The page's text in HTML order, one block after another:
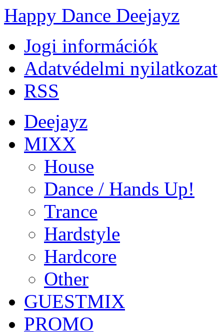
Happy Dance Deejayz
Jogi információk
Adatvédelmi nyilatkozat
RSS
Deejayz
MIXX
House
Dance / Hands Up!
Trance
Hardstyle
Hardcore
Other
GUESTMIX
PROMO